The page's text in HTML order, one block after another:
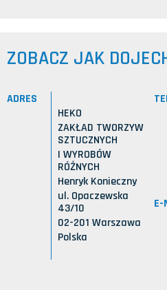
ZOBACZ JAK
ADRES
HEKO
ZAKŁAD TWORZYW
SZTUCZNYCH
I WYROBÓW
RÓŻNYCH
Henryk Konieczny
ul. Opaczewska
43/10
02-201 Warszawa
Polska
E-